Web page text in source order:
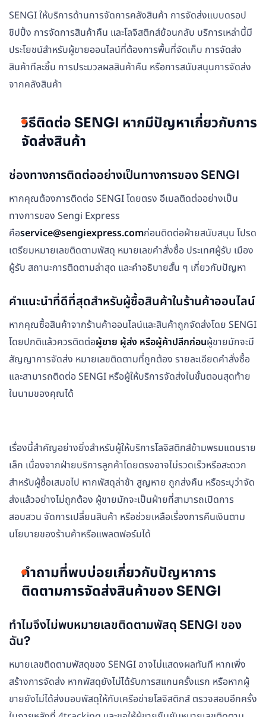
SENGI ให้บริการด้านการจัดการคลังสินค้า การจัดส่งแบบดรอป
ชิปปิ้ง การจัดการสินค้าคืน และโลจิสติกส์ย้อนกลับ บริการเหล่านี้มี
ประโยชน์สำหรับผู้ขายออนไลน์ที่ต้องการพื้นที่จัดเก็บ การจัดส่ง
สินค้าทีละชิ้น การประมวลผลสินค้าคืน หรือการสนับสนุนการจัดส่ง
จากคลังสินค้า
วิธีติดต่อ SENGI หากมีปัญหาเกี่ยวกับการ
จัดส่งสินค้า
ช่องทางการติดต่ออย่างเป็นทางการของ SENGI
หากคุณต้องการติดต่อ SENGI โดยตรง อีเมลติดต่ออย่างเป็น
ทางการของ Sengi Express
คือservice@sengiexpress.comก่อนติดต่อฝ่ายสนับสนุน โปรด
เตรียมหมายเลขติดตามพัสดุ หมายเลขคำสั่งซื้อ ประเทศผู้รับ เมือง
ผู้รับ สถานะการติดตามล่าสุด และคำอธิบายสั้น ๆ เกี่ยวกับปัญหา
คำแนะนำที่ดีที่สุดสำหรับผู้ซื้อสินค้าในร้านค้าออนไลน์
หากคุณซื้อสินค้าจากร้านค้าออนไลน์และสินค้าถูกจัดส่งโดย SENGI
โดยปกติแล้วควรติดต่อผู้ขาย ผู้ส่ง หรือผู้ค้าปลีกก่อนผู้ขายมักจะมี
สัญญาการจัดส่ง หมายเลขติดตามที่ถูกต้อง รายละเอียดคำสั่งซื้อ
และสามารถติดต่อ SENGI หรือผู้ให้บริการจัดส่งในขั้นตอนสุดท้าย
ในนามของคุณได้
เรื่องนี้สำคัญอย่างยิ่งสำหรับผู้ให้บริการโลจิสติกส์ข้ามพรมแดนราย
เล็ก เนื่องจากฝ่ายบริการลูกค้าโดยตรงอาจไม่รวดเร็วหรือสะดวก
สำหรับผู้ซื้อเสมอไป หากพัสดุล่าช้า สูญหาย ถูกส่งคืน หรือระบุว่าจัด
ส่งแล้วอย่างไม่ถูกต้อง ผู้ขายมักจะเป็นฝ่ายที่สามารถเปิดการ
สอบสวน จัดการเปลี่ยนสินค้า หรือช่วยเหลือเรื่องการคืนเงินตาม
นโยบายของร้านค้าหรือแพลตฟอร์มได้
คำถามที่พบบ่อยเกี่ยวกับปัญหาการ
ติดตามการจัดส่งสินค้าของ SENGI
ทำไมจึงไม่พบหมายเลขติดตามพัสดุ SENGI ของ
ฉัน?
หมายเลขติดตามพัสดุของ SENGI อาจไม่แสดงผลทันที หากเพิ่ง
สร้างการจัดส่ง หากพัสดุยังไม่ได้รับการสแกนครั้งแรก หรือหากผู้
ขายยังไม่ได้ส่งมอบพัสดุให้กับเครือข่ายโลจิสติกส์ ตรวจสอบอีกครั้ง